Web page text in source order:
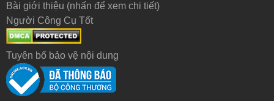
Bài giới thiệu (nhấn để xem chi tiết)
Người Công Cụ Tốt
Tuyên bố bảo vệ nội dung